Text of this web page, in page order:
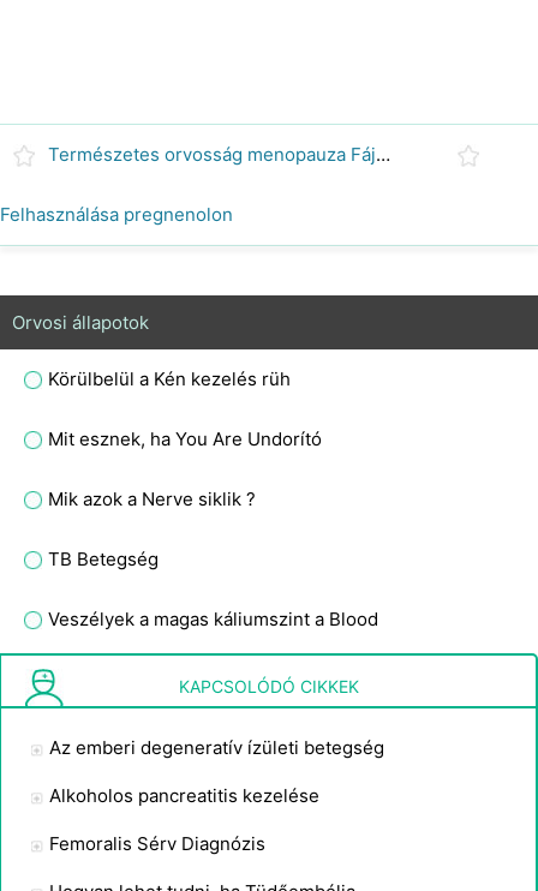
Természetes orvosság menopauza Fájdalom &Pains
Felhasználása pregnenolon
Orvosi állapotok
Körülbelül a Kén kezelés rüh
Mit esznek, ha You Are Undorító
Mik azok a Nerve siklik ?
TB Betegség
Veszélyek a magas káliumszint a Blood
Mi az a Heparin Lock ?KAPCSOLÓDÓ CIKKEK
Az emberi degeneratív ízületi betegség
Alkoholos pancreatitis kezelése
Femoralis Sérv Diagnózis